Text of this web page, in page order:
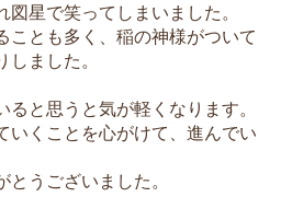
星で笑ってしまいました。
ことも多く、稲の神様がついて
ました。
と思うと気が軽くなります。
いくことを心がけて、進んでい
うございました。